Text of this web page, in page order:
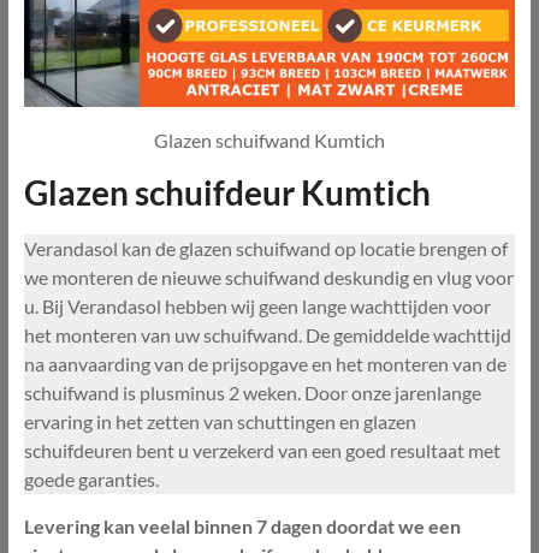
Glazen schuifwand Kumtich
Glazen schuifdeur Kumtich
Verandasol kan de glazen schuifwand op locatie brengen of
we monteren de nieuwe schuifwand deskundig en vlug voor
u. Bij Verandasol hebben wij geen lange wachttijden voor
het monteren van uw schuifwand. De gemiddelde wachttijd
na aanvaarding van de prijsopgave en het monteren van de
schuifwand is plusminus 2 weken. Door onze jarenlange
ervaring in het zetten van schuttingen en glazen
schuifdeuren bent u verzekerd van een goed resultaat met
goede garanties.
Levering kan veelal binnen 7 dagen doordat we een